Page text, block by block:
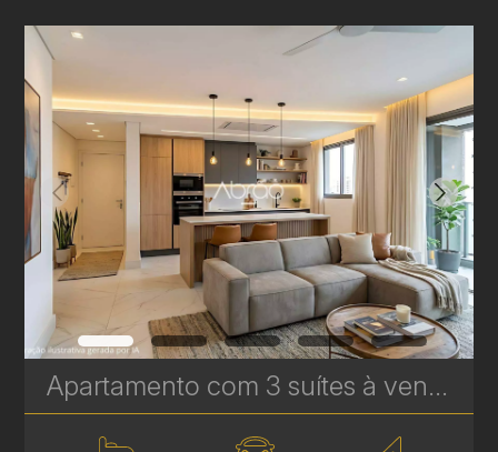
Apartamento com 3 suítes à venda no Vitra Água Verde - 138 m² - 3 Vagas - Alto Padrão | Ref. 1706